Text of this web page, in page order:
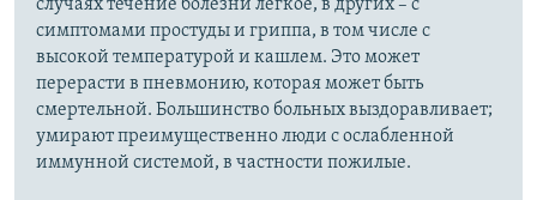
случаях течение болезни легкое, в других – с
симптомами простуды и гриппа, в том числе с
высокой температурой и кашлем. Это может
перерасти в пневмонию, которая может быть
смертельной. Большинство больных выздоравливает;
умирают преимущественно люди с ослабленной
иммунной системой, в частности пожилые.